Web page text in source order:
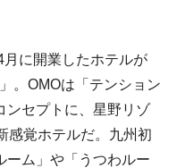
に開業したホテルが
。OMOは「テンション
ンセプトに、星野リゾ
感覚ホテルだ。九州初
ーム」や「うつわルー